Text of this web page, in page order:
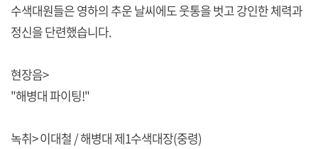
수색대원들은 영하의 추운 날씨에도 웃통을 벗고 강인한 체력과
정신을 단련했습니다.
현장음>
"해병대 파이팅!"
녹취> 이대철 / 해병대 제1수색대장(중령)